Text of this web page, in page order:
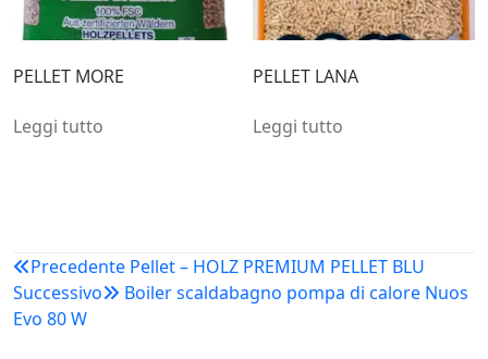
PELLET MORE
Leggi tutto
PELLET LANA
Leggi tutto
Navigazione
articoli
Precedente Pellet – HOLZ PREMIUM PELLET BLU
Successivo
Boiler scaldabagno pompa di calore Nuos
Evo 80 W